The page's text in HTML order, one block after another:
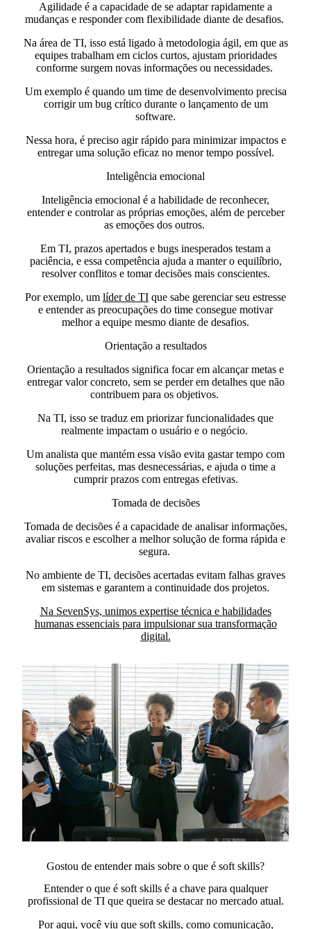
Agilidade é a capacidade de se adaptar rapidamente a
mudanças e responder com flexibilidade diante de desafios.
Na área de TI, isso está ligado à metodologia ágil, em que as
equipes trabalham em ciclos curtos, ajustam prioridades
conforme surgem novas informações ou necessidades.
Um exemplo é quando um time de desenvolvimento precisa
corrigir um bug crítico durante o lançamento de um
software.
Nessa hora, é preciso agir rápido para minimizar impactos e
entregar uma solução eficaz no menor tempo possível.
Inteligência emocional
Inteligência emocional é a habilidade de reconhecer,
entender e controlar as próprias emoções, além de perceber
as emoções dos outros.
Em TI, prazos apertados e bugs inesperados testam a
paciência, e essa competência ajuda a manter o equilíbrio,
resolver conflitos e tomar decisões mais conscientes.
Por exemplo, um líder de TI que sabe gerenciar seu estresse
e entender as preocupações do time consegue motivar
melhor a equipe mesmo diante de desafios.
Orientação a resultados
Orientação a resultados significa focar em alcançar metas e
entregar valor concreto, sem se perder em detalhes que não
contribuem para os objetivos.
Na TI, isso se traduz em priorizar funcionalidades que
realmente impactam o usuário e o negócio.
Um analista que mantém essa visão evita gastar tempo com
soluções perfeitas, mas desnecessárias, e ajuda o time a
cumprir prazos com entregas efetivas.
Tomada de decisões
Tomada de decisões é a capacidade de analisar informações,
avaliar riscos e escolher a melhor solução de forma rápida e
segura.
No ambiente de TI, decisões acertadas evitam falhas graves
em sistemas e garantem a continuidade dos projetos.
Na SevenSys, unimos expertise técnica e habilidades
humanas essenciais para impulsionar sua transformação
digital.
Gostou de entender mais sobre o que é soft skills​?
Entender o que é soft skills​ é a chave para qualquer
profissional de TI que queira se destacar no mercado atual.
Por aqui, você viu que soft skills, como comunicação,